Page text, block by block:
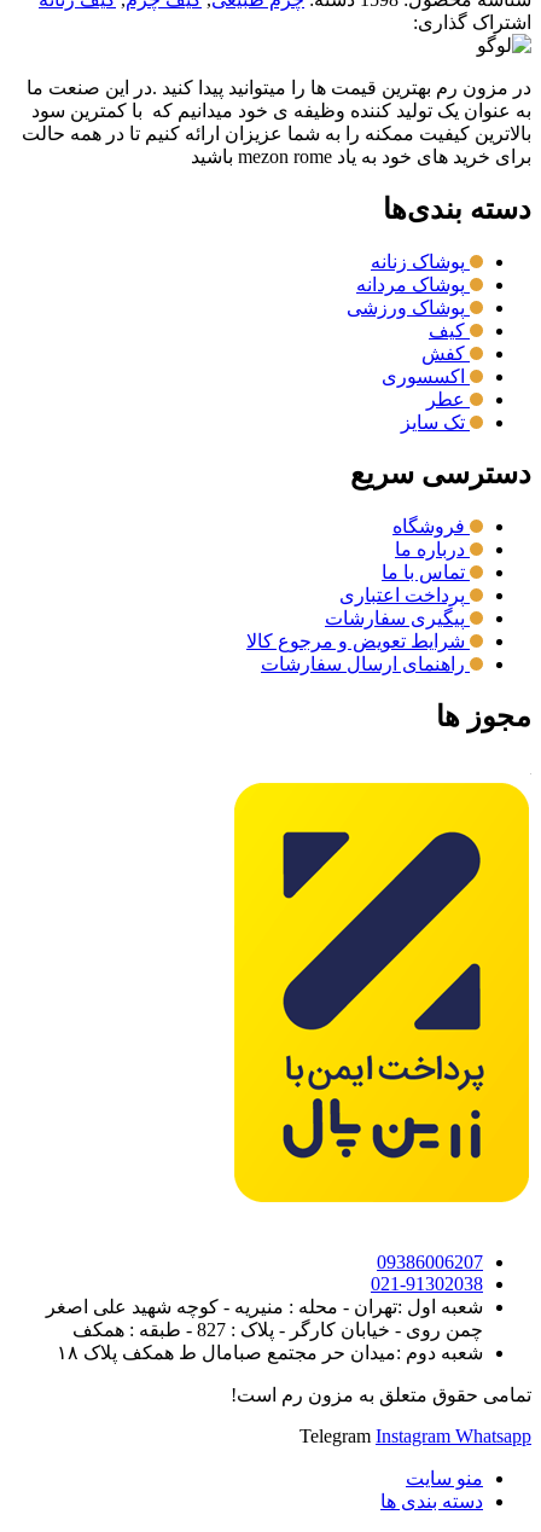
اشتراک گذاری:
در مزون رم بهترین قیمت ها را میتوانید پیدا کنید .در این صنعت ما
به عنوان یک تولید کننده وظیفه ی خود میدانیم که با کمترین سود
بالاترین کیفیت ممکنه را به شما عزیزان ارائه کنیم تا در همه حالت
برای خرید های خود به یاد mezon rome باشید
دسته بندی‌ها
پوشاک زنانه
پوشاک مردانه
پوشاک ورزشی
کیف
کفش
اکسسوری
عطر
تک سایز
دسترسی سریع
فروشگاه
درباره ما
تماس با ما
پرداخت اعتباری
پیگیری سفارشات
شرایط تعویض و مرجوع کالا
راهنمای ارسال سفارشات
مجوز ها
09386006207
021-91302038
شعبه اول :تهران - محله : منیریه - کوچه شهید علی اصغر
چمن روی - خیابان کارگر - پلاک : 827 - طبقه : همکف
شعبه دوم :میدان حر مجتمع صبامال ط همکف پلاک ۱۸
تمامی حقوق متعلق به مزون رم است!
Telegram Instagram Whatsapp
منو سایت
دسته بندی ها